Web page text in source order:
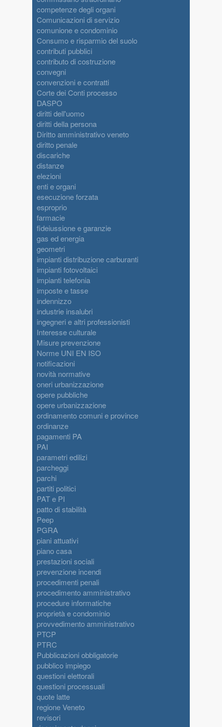
competenze degli organi
Comunicazioni di servizio
comunione e condominio
Consumo e risparmio del suolo
contributi pubblici
contributo di costruzione
convegni
convenzioni e contratti
Corte dei Conti processo
DASPO
diritti dell'uomo
diritti della persona
Diritto amministrativo veneto
diritto penale
discariche
distanze
elezioni
enti e organi
esecuzione forzata
esproprio
farmacie
fideiussione e garanzie
gas ed energia
geometri
impianti distribuzione carburanti
impianti fotovoltaici
impianti telefonia
imposte e tasse
indennizzo
industrie insalubri
ingegneri e altri professionisti
Interesse culturale
Misure prevenzione
Norme UNI EN ISO
notificazioni
novità normative
oneri urbanizzazione
opere pubbliche
opere urbanizzazione
ordinamento comuni e province
ordinanze
pagamenti PA
PAI
parametri edilizi
parcheggi
parchi
partiti politici
PAT e PI
patto di stabilità
Peep
PGRA
piani attuativi
piano casa
prestazioni sociali
prevenzione incendi
procedimenti penali
procedimento amministrativo
procedure informatiche
proprietà e condominio
provvedimento amministrativo
PTCP
PTRC
Pubblicazioni obbligatorie
pubblico impiego
questioni elettorali
questioni processuali
quote latte
regione Veneto
revisori